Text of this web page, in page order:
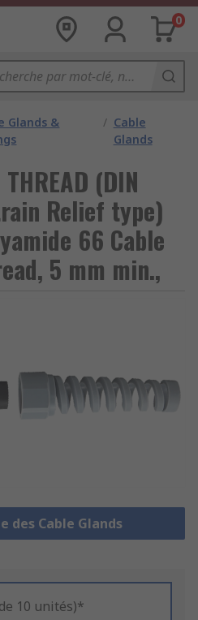
0
Glands &
/ Cable
Glands
(DIN
Relief type)
66 Cable
5 mm min.,
des Cable Glands
10 unités)*